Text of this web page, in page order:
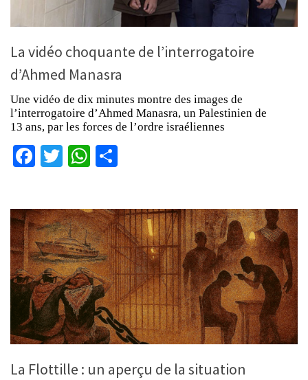
La vidéo choquante de l’interrogatoire
d’Ahmed Manasra
Une vidéo de dix minutes montre des images de
l’interrogatoire d’Ahmed Manasra, un Palestinien de
13 ans, par les forces de l’ordre israéliennes
Facebook
TwitterWhatsApp
La Flottille : un aperçu de la situation